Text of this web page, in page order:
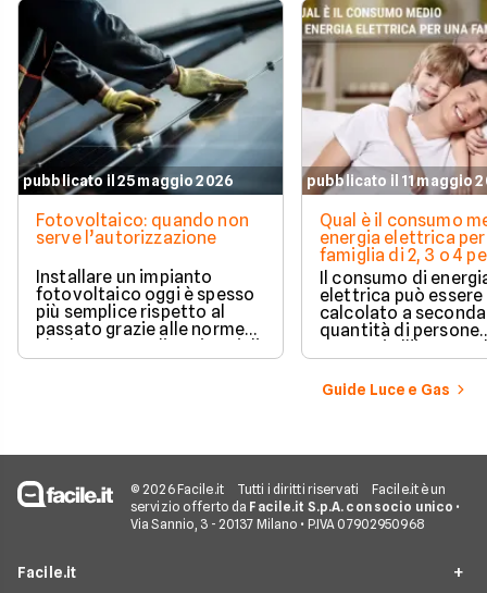
pubblicato il 25 maggio 2026
Fotovoltaico: quando non
serve l’autorizzazione
Installare un impianto
fotovoltaico oggi è spesso
più semplice rispetto al
passato grazie alle norme
che hanno ampliato i casi di
edilizia libera.
pubblicato il 11 maggio
Qual è il consumo
energia elettrica per
famiglia di 2, 3 o 4
Il consumo di
elettrica può essere
calcolato a
quantità di persone
presenti all'interno
determinato
numerosi i fattori
influenzano questo
effettuare una
Guide Luce e Gas
© 2026 Facile.it Tutti i diritti riservati
Facile.it è un
servizio offerto da Facile.it S.p.A. con socio unico •
Via Sannio, 3 - 20137 Milano • P.IVA 07902950968
Facile.it